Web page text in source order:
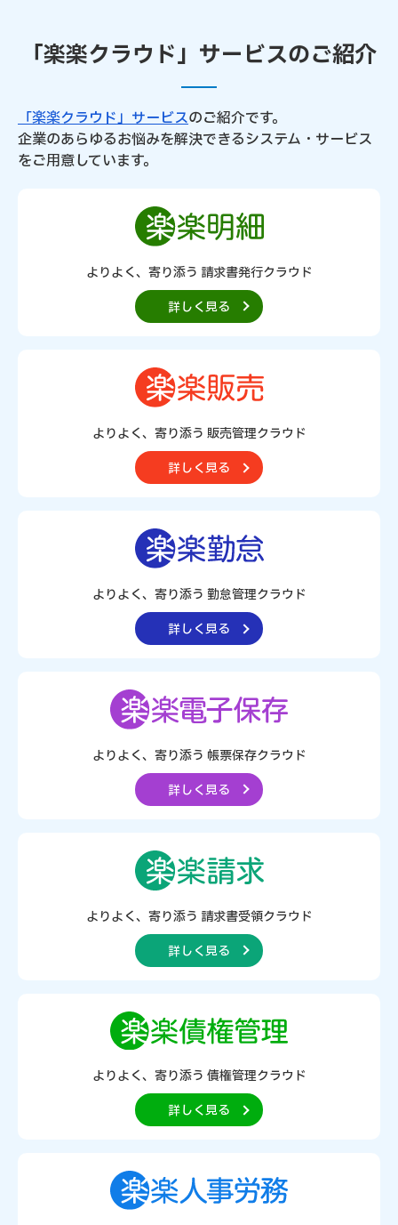
「楽楽クラウド」サービスのご紹介
「楽楽クラウド」サービスのご紹介です。
企業のあらゆるお悩みを解決できるシステム・サービス
をご用意しています。
よりよく、寄り添う 請求書発行クラウド
詳しく見る
よりよく、寄り添う 販売管理クラウド
詳しく見る
よりよく、寄り添う 勤怠管理クラウド
詳しく見る
よりよく、寄り添う 帳票保存クラウド
詳しく見る
よりよく、寄り添う 請求書受領クラウド
詳しく見る
よりよく、寄り添う 債権管理クラウド
詳しく見る